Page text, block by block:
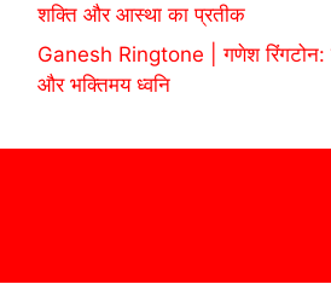
शक्ति और आस्था का प्रतीक
Ganesh Ringtone | गणेश रिंगटोन:
और भक्तिमय ध्वनि